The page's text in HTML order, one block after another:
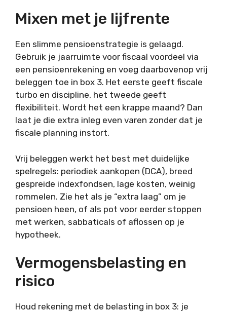
Mixen met je lijfrente
Een slimme pensioenstrategie is gelaagd.
Gebruik je jaarruimte voor fiscaal voordeel via
een pensioenrekening en voeg daarbovenop vrij
beleggen toe in box 3. Het eerste geeft fiscale
turbo en discipline, het tweede geeft
flexibiliteit. Wordt het een krappe maand? Dan
laat je die extra inleg even varen zonder dat je
fiscale planning instort.
Vrij beleggen werkt het best met duidelijke
spelregels: periodiek aankopen (DCA), breed
gespreide indexfondsen, lage kosten, weinig
rommelen. Zie het als je “extra laag” om je
pensioen heen, of als pot voor eerder stoppen
met werken, sabbaticals of aflossen op je
hypotheek.
Vermogensbelasting en
risico
Houd rekening met de belasting in box 3: je